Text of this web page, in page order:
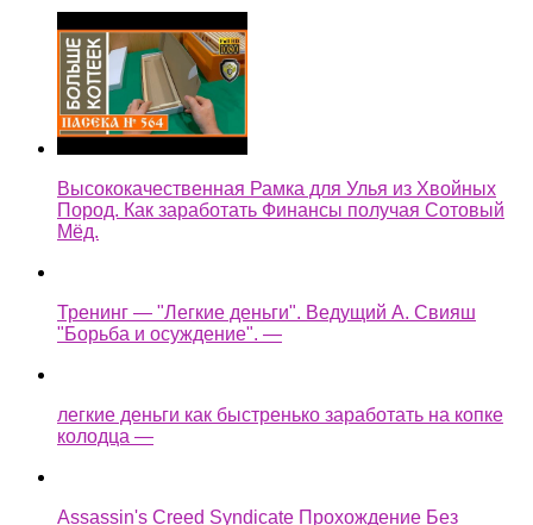
Высококачественная Рамка для Улья из Хвойных
Пород. Как заработать Финансы получая Сотовый
Мёд.
Тренинг — "Легкие деньги". Ведущий А. Свияш
"Борьба и осуждение". —
легкие деньги как быстренько заработать на копке
колодца —
Assassin's Creed Syndicate Прохождение Без